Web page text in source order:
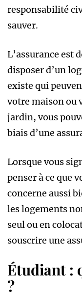
responsabilité
sauver.
L’assurance est
disposer d’un
existe qui
votre maison ou
jardin, vous
biais d’une
Lorsque vous
penser à ce que
concerne aussi
les logements
seul ou en
souscrire une
Étudiant :
?